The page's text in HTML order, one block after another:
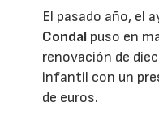
El pasado año, el
Condal puso en
renovación de
infantil con un
de euros.